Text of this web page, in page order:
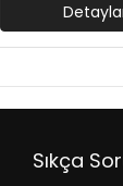
Sıkça